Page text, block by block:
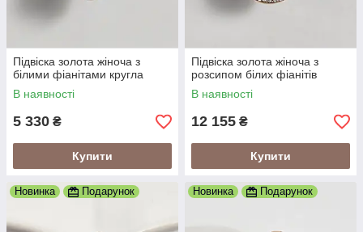
Підвіска золота жіноча з
білими фіанітами кругла
В наявності
5 330 ₴
Купити
Підвіска золота жіноча з
розсипом білих фіанітів
В наявності
12 155 ₴
Купити
Новинка Подарунок Новинка Подарунок